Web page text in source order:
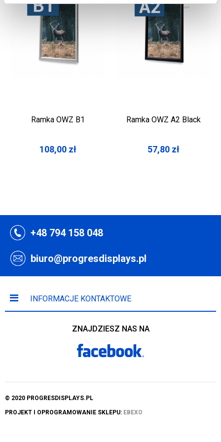
Ramka OWZ B1
108,00 zł
Ramka OWZ A2 Black
57,80 zł
+48 794 158 048
biuro@progresdisplays.pl
INFORMACJE KONTAKTOWE
ZNAJDZIESZ NAS NA
© 2020 PROGRESDISPLAYS.PL
PROJEKT I OPROGRAMOWANIE SKLEPU: EBEXO